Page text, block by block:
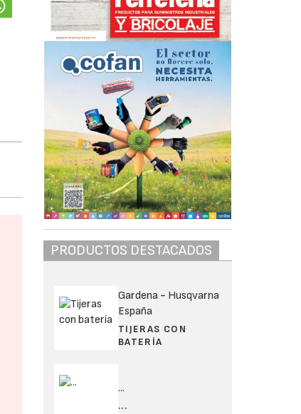
PRODUCTOS DESTACADOS
Gardena - Husqvarna
España
TIJERAS CON
BATERÍA
...
...